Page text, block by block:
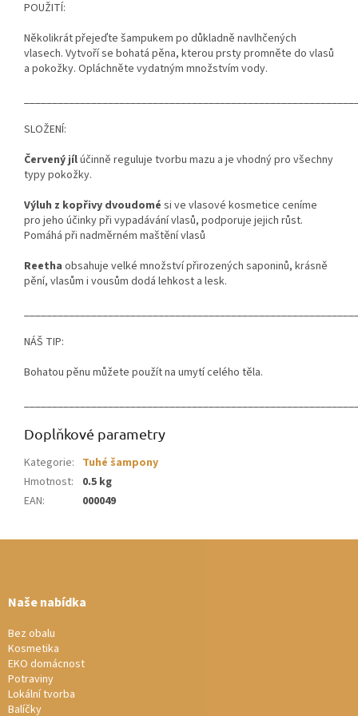
POUŽITÍ:
Několikrát přejeďte šampukem po důkladně navlhčených
vlasech. Vytvoří se bohatá pěna, kterou prsty promněte do vlasů
a pokožky. Opláchněte vydatným množstvím vody.
SLOŽENÍ:
Červený jílúčinně reguluje tvorbu mazu a je vhodný pro všechny
typy pokožky.
Výluh z kopřivy dvoudomé si ve vlasové kosmetice ceníme
pro jeho účinky při vypadávání vlasů, podporuje jejich růst.
Pomáhá při nadměrném maštění vlasů
Reetha obsahuje velké množství přirozených saponinů, krásně
pění, vlasům i vousům dodá lehkost a lesk.
NÁŠ TIP:
Bohatou pěnu můžete použít na umytí celého těla.
Doplňkové parametry
Kategorie: Tuhé šampony
Hmotnost:
0.5 kg
EAN: 000049
Naše nabídka
Bez obalu
Kosmetika
EKO domácnost
Potraviny
Lokální tvorba
Balíčky